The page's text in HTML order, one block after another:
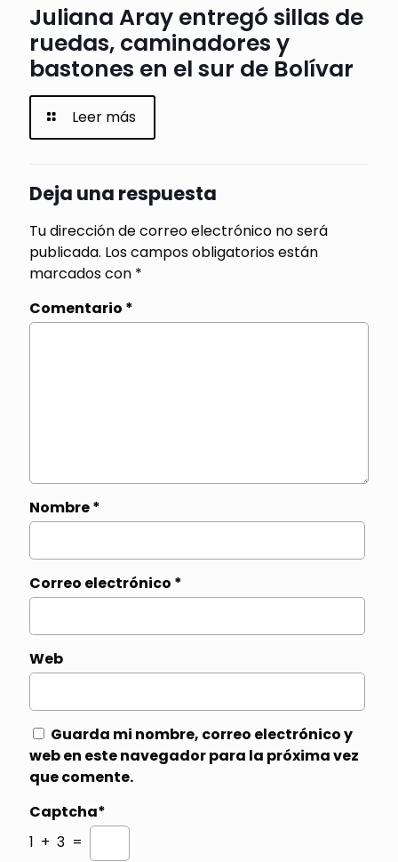
Juliana Aray entregó sillas de
ruedas, caminadores y
bastones en el sur de Bolívar
Leer más
Deja una respuesta
Tu dirección de correo electrónico no será
publicada. Los campos obligatorios están
marcados con *
Comentario *
Nombre*
Correo electrónico *
Web
Guarda mi nombre, correo electrónico y
web en este navegador para la próxima vez
que comente.
Captcha*
1 + 3 =